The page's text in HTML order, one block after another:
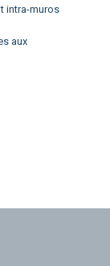
intra-muros
aux